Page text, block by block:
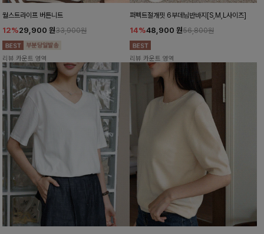
월스트라이프 버튼니트
12%29,900 원33,900원
리뷰 카운트 영역
퍼펙트절개핏 6부데님반바지[S,M,L사이즈]
14%48,900 원56,800원
리뷰 카운트 영역